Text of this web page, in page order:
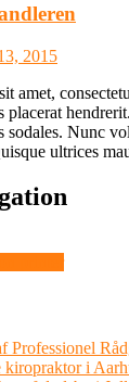
2015
amet,
placerat
sodales. Nunc
ultrices
Professionel
kiropraktor i